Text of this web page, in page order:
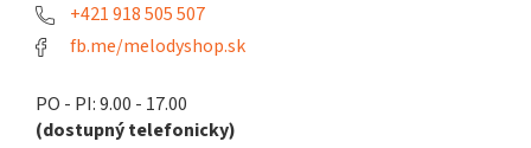
+421 918 505 507
fb.me/melodyshop.sk
PO - PI: 9.00 - 17.00
(dostupný telefonicky)